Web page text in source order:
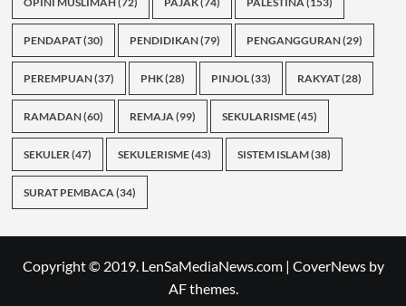
PENDAPAT(30) PENDIDIKAN(79) PENGANGGURAN(29)
PEREMPUAN(37) PHK(28) PINJOL(33) RAKYAT(28)
RAMADAN(60) REMAJA(99) SEKULARISME(45)
SEKULER(47) SEKULERISME(43) SISTEM ISLAM(38)
SURAT PEMBACA(34)
Copyright © 2019. LenSaMediaNews.com | CoverNewsby
AF themes.